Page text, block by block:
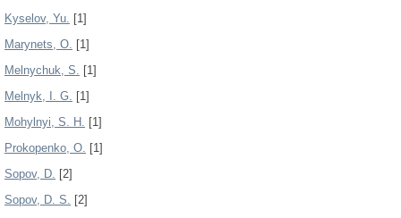
Kyselov, Yu. [1]
Marynets, O. [1]
Melnychuk, S. [1]
Melnyk, I. G. [1]
Mohylnyi, S. H. [1]
Prokopenko, O. [1]
Sopov, D. [2]
Sopov, D. S. [2]